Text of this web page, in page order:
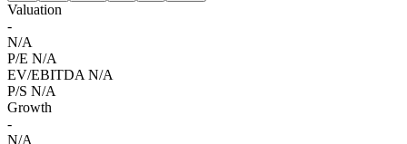
Valuation
-
N/A
P/E N/A
EV/EBITDA N/A
P/S N/A
Growth
-
N/A